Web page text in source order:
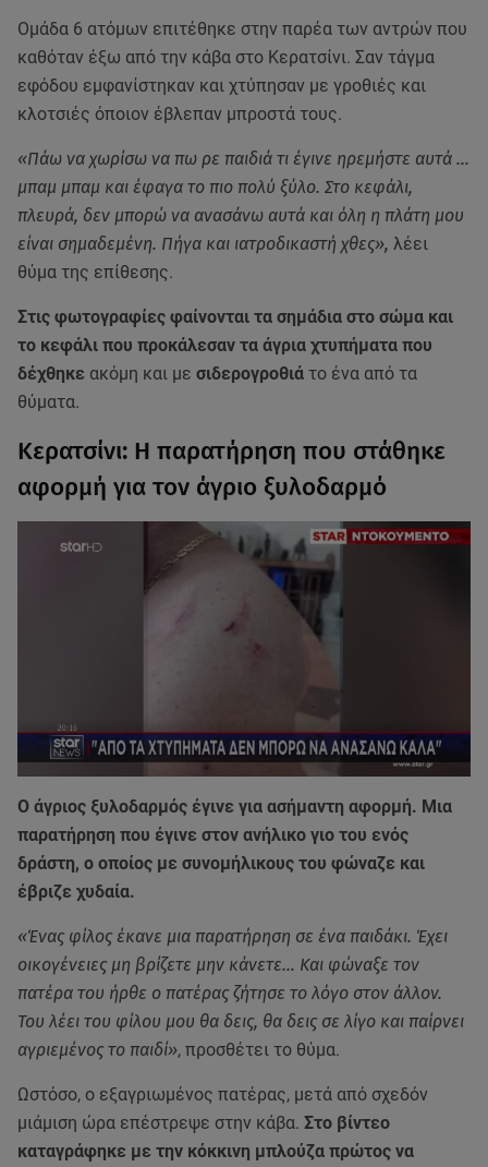
Ομάδα 6 ατόμων επιτέθηκε στην παρέα των αντρών που
καθόταν έξω από την κάβα στο Κερατσίνι. Σαν τάγμα
εφόδου εμφανίστηκαν και χτύπησαν με γροθιές και
κλοτσιές όποιον έβλεπαν μπροστά τους.
«Πάω να χωρίσω να πω ρε παιδιά τι έγινε ηρεμήστε αυτά …
μπαμ μπαμ και έφαγα το πιο πολύ ξύλο. Στο κεφάλι,
πλευρά, δεν μπορώ να ανασάνω αυτά και όλη η πλάτη μου
είναι σημαδεμένη. Πήγα και ιατροδικαστή χθες», λέει
θύμα της επίθεσης.
Στις φωτογραφίες φαίνονται τα σημάδια στο σώμα και
το κεφάλι που προκάλεσαν τα άγρια χτυπήματα που
δέχθηκε ακόμη και με σιδερογροθιά το ένα από τα
θύματα.
Κερατσίνι: Η παρατήρηση που στάθηκε
αφορμή για τον άγριο ξυλοδαρμό
Ο άγριος ξυλοδαρμός έγινε για ασήμαντη αφορμή. Μια
παρατήρηση που έγινε στον ανήλικο γιο του ενός
δράστη, ο οποίος με συνομήλικους του φώναζε και
έβριζε χυδαία.
«Ένας φίλος έκανε μια παρατήρηση σε ένα παιδάκι. Έχει
οικογένειες μη βρίζετε μην κάνετε… Και φώναξε τον
πατέρα του ήρθε ο πατέρας ζήτησε το λόγο στον άλλον.
Του λέει του φίλου μου θα δεις, θα δεις σε λίγο και παίρνει
αγριεμένος το παιδί», προσθέτει το θύμα.
Ωστόσο, ο εξαγριωμένος πατέρας, μετά από σχεδόν
μιάμιση ώρα επέστρεψε στην κάβα. Στο βίντεο
καταγράφηκε με την κόκκινη μπλούζα πρώτος να